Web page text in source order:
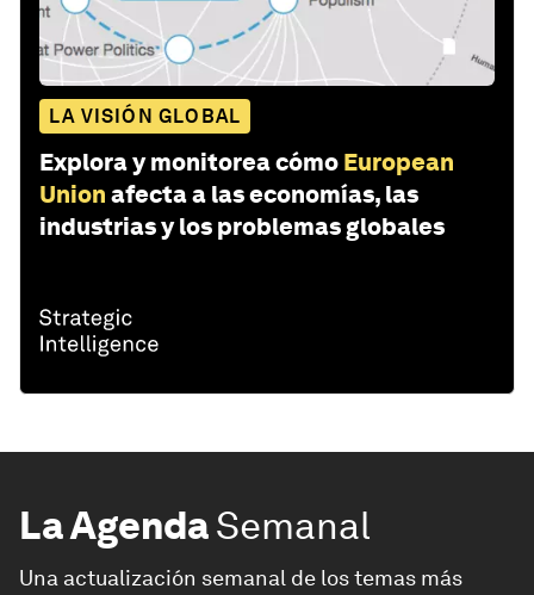
LA VISIÓN GLOBAL
Explora y monitorea cómo European
Union afecta a las economías, las
industrias y los problemas globales
La AgendaSemanal
Una actualización semanal de los temas más